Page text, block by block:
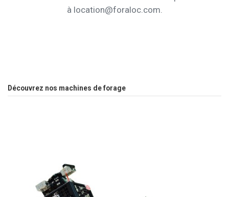
à location@foraloc.com.
Découvrez nos machines de forage